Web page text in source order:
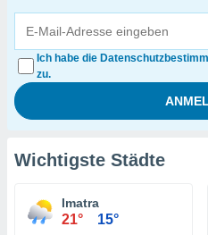
Ich habe die
zu.
Wichtigste Städte
Imatra
21° 15°